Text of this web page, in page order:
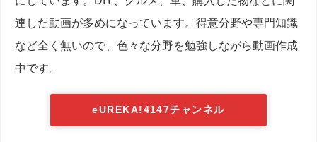
連した動画が多めになっています。得意分野や専門知識
など全く無いので、色々な分野を勉強しながら動画作成
中です。
eUREKA!4147チャンネル